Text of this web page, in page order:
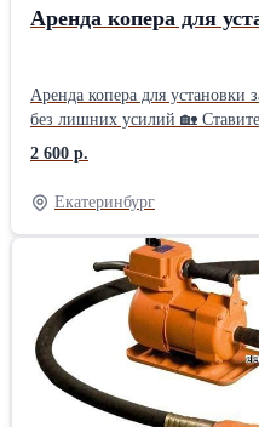
Аренда копера для
Аренда копера для установки
без лишних усилий 🏡 Ставите забор на даче или участке?
Вместо тяжёлой кувалды
MESSER JH‑70 — он сам
Справитесь вдвоём за день
неделю. 🛠 Что вы получаете: готовый к работе инструмент: всё
настроено, залита топливная
короткий инструктаж по
столбы; поддержку по
инструментом
2 600 р.
Екатеринбург